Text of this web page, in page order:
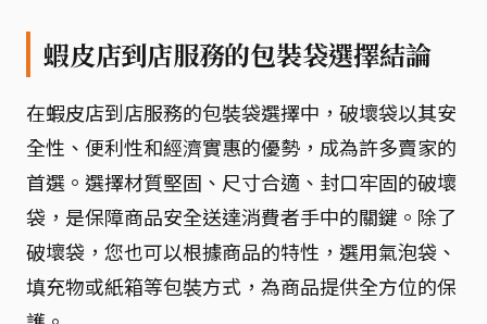
蝦皮店到店服務的包裝袋選擇結論
在蝦皮店到店服務的包裝袋選擇中，破壞袋以其安
全性、便利性和經濟實惠的優勢，成為許多賣家的
首選。選擇材質堅固、尺寸合適、封口牢固的破壞
袋，是保障商品安全送達消費者手中的關鍵。除了
破壞袋，您也可以根據商品的特性，選用氣泡袋、
填充物或紙箱等包裝方式，為商品提供全方位的保